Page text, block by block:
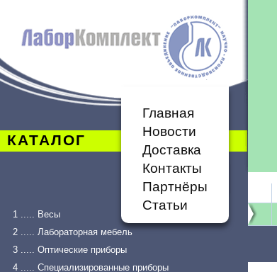
КАТАЛОГ
Главная
Новости
Доставка
Контакты
Партнёры
Статьи
1 ..... Весы
2 ..... Лабораторная мебель
3 ..... Оптические приборы
4 ..... Специализированные приборы